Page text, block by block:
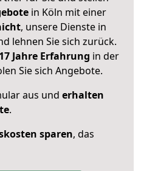
in Köln mit einer
, unsere Dienste in
lehnen Sie sich zurück.
Jahre Erfahrung in der
Sie sich Angebote.
aus und erhalten
.
sparen, das